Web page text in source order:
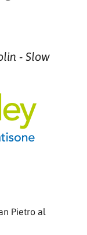
- Slow
Pietro al